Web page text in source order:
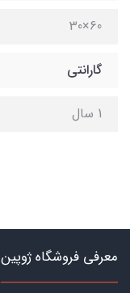
60×30
گارانتی
1 سال
معرفی فروشگاه ژوپین